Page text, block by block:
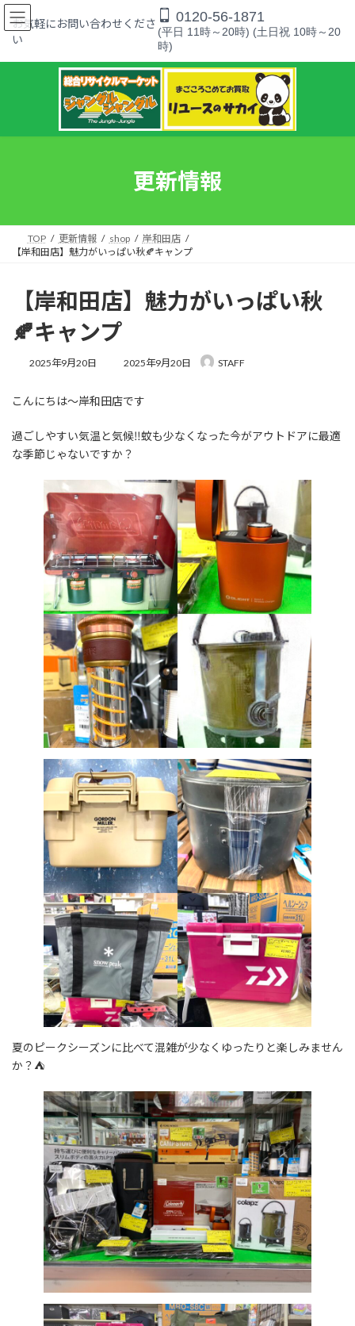
コ
ン
ッ
ナ
ビ
移
お気軽にお問い合わせくださ
い
0120-56-1871
(平日 11時～20時) (土日祝 10時～20
時)
更新情報
TOP 更新情報 shop
岸和田店
【岸和田店】魅力がいっぱい秋🍂キャンプ
【岸和田店】魅力がいっぱい秋
🍂キャンプ
2025年9月20日
最
新
時
:
2025年9月20日 STAFF
こんにちは～岸和田店です
過ごしやすい気温と気候‼蚊も少なくなった今がアウトドアに最適
な季節じゃないですか？
夏のピークシーズンに比べて混雑が少なくゆったりと楽しみません
か？⛺